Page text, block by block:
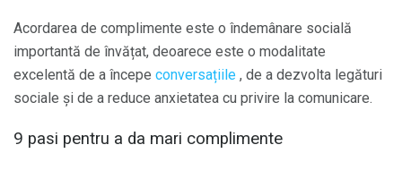
Acordarea de complimente este o îndemânare socială
importantă de învățat, deoarece este o modalitate
excelentă de a începe conversațiile , de a dezvolta legături
sociale și de a reduce anxietatea cu privire la comunicare.
9 pasi pentru a da mari complimente